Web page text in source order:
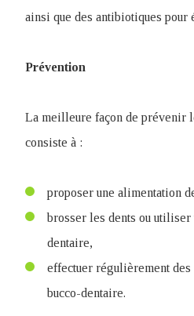
ainsi que des antibiotiques
Prévention
La meilleure façon de prévenir
consiste à :
proposer une alimentation
brosser les dents ou
dentaire,
effectuer régulièrement
bucco-dentaire.